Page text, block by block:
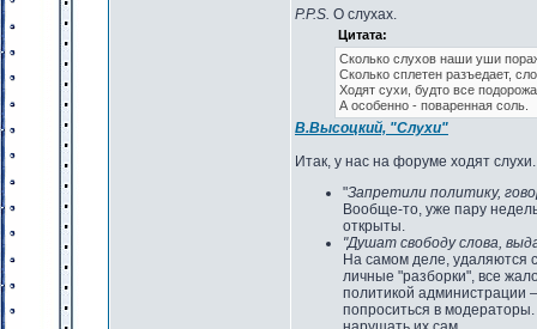
P.P.S. О слухах.
Цитата:
Сколько слухов наши уши
Сколько сплетен разъедает,
Ходят сухи, будто все
А особенно - поваренная соль.
В.Высоцкий, "Слухи"
Итак, у нас на форуме ходят слухи.
"Запретили политику,
Вообще-то, уже пару
открыты.
"Душат свободу слова,
На самом деле,
личные "разборки", все
политикой администрации
попроситься в